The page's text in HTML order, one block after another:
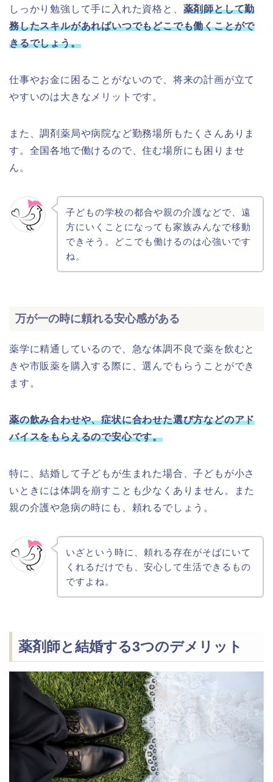
しっかり勉強して手に入れた資格と、 薬剤師として勤
務したスキルがあればいつでもどこでも働くことがで
きるでしょう。
仕事やお金に困ることがないので、将来の計画が立て
やすいのは大きなメリットです。
また、調剤薬局や病院など勤務場所もたくさんありま
す。全国各地で働けるので、住む場所にも困りませ
ん。
子どもの学校の都合や親の介護などで、遠
方にいくことになっても家族みんなで移動
できそう。どこでも働けるのは心強いです
ね。
万が一の時に頼れる安心感がある
薬学に精通しているので、急な体調不良で薬を飲むと
きや市販薬を購入する際に、選んでもらうことができ
ます。
薬の飲み合わせや、症状に合わせた選び方などのアド
バイスをもらえるので安心です。
特に、結婚して子どもが生まれた場合、子どもが小さ
いときには体調を崩すことも少なくありません。また
親の介護や急病の時にも、頼れるでしょう。
いざという時に、頼れる存在がそばにいて
くれるだけでも、安心して生活できるもの
ですよね。
薬剤師と結婚する3つのデメリット